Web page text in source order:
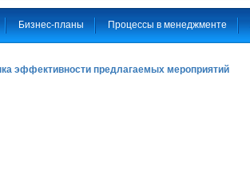
Бизнес-планы Процессы в менеджменте
эффективности предлагаемых мероприятий